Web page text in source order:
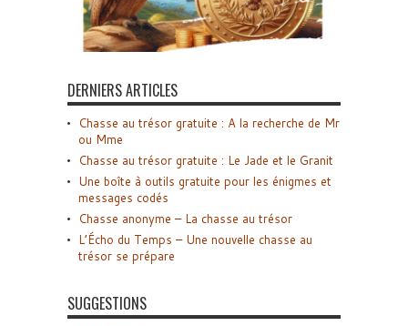
DERNIERS ARTICLES
Chasse au trésor gratuite : A la recherche de Mr
ou Mme
Chasse au trésor gratuite : Le Jade et le Granit
Une boîte à outils gratuite pour les énigmes et
messages codés
Chasse anonyme – La chasse au trésor
L’Écho du Temps – Une nouvelle chasse au
trésor se prépare
SUGGESTIONS